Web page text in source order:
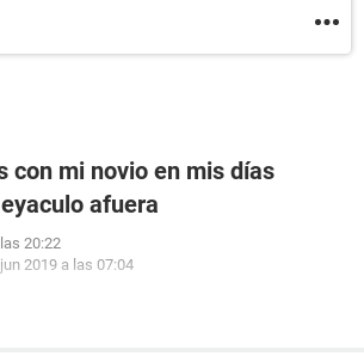
con mi novio en mis días
afuera
20:22
2019 a las 07:04